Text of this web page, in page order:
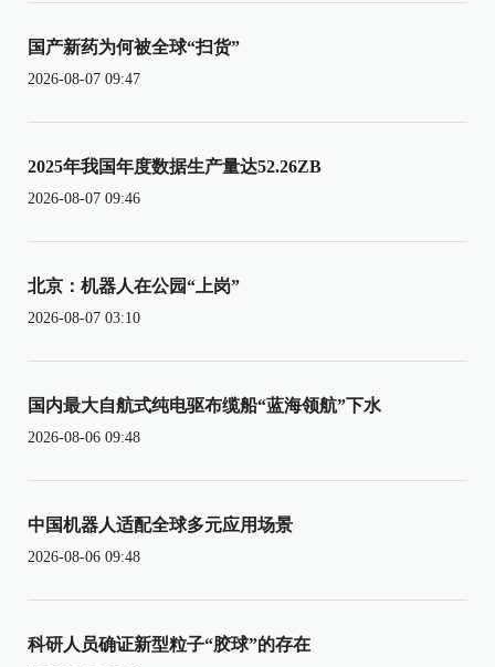
国产新药为何被全球“扫货”
2026-08-07 09:47
2025年我国年度数据生产量达52.26ZB
2026-08-07 09:46
北京：机器人在公园“上岗”
2026-08-07 03:10
国内最大自航式纯电驱布缆船“蓝海领航”下水
2026-08-06 09:48
中国机器人适配全球多元应用场景
2026-08-06 09:48
科研人员确证新型粒子“胶球”的存在